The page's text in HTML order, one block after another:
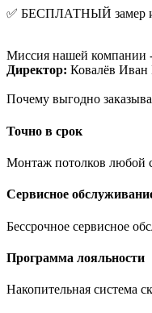
✅ БЕСПЛАТНЫЙ замер и
Миссия нашей компании -
Директор: Ковалёв
Почему выгодно
Точно в срок
Монтаж потолков любой
Сервисное
Бессрочное сервисное
Программа лояльности
Накопительная система